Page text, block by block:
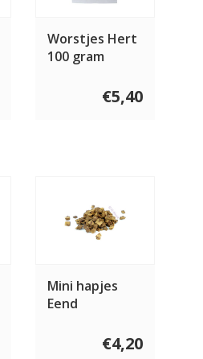
Worstjes Hert
100 gram
€5,40
Mini hapjes
Eend
€4,20